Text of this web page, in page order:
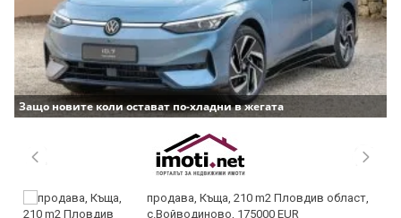
Защо новите коли остават по-хладни в жегата
продава, Къща, 210 m2 Пловдив област,
с.Войводиново, 175000 EUR